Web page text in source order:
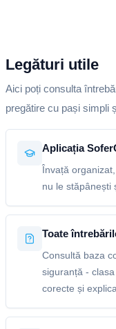
Legături utile
Aici poți consulta
pregătire cu pași simpli
Aplicația
Învață
nu le stăpânești
Toate
Consultă baza
siguranță -
corecte și